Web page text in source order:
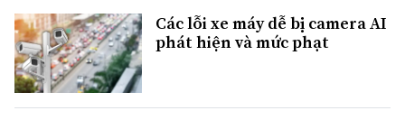
Các lỗi xe máy dễ bị camera AI
phát hiện và mức phạt